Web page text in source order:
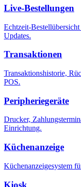
Live-Bestellungen
Echtzeit-
Updates.
Transaktionen
Transaktionshistorie,
POS.
Peripheriegeräte
Drucker,
Einrichtung.
Küchenanzeige
Küchenanzeigesystem
Kiosk